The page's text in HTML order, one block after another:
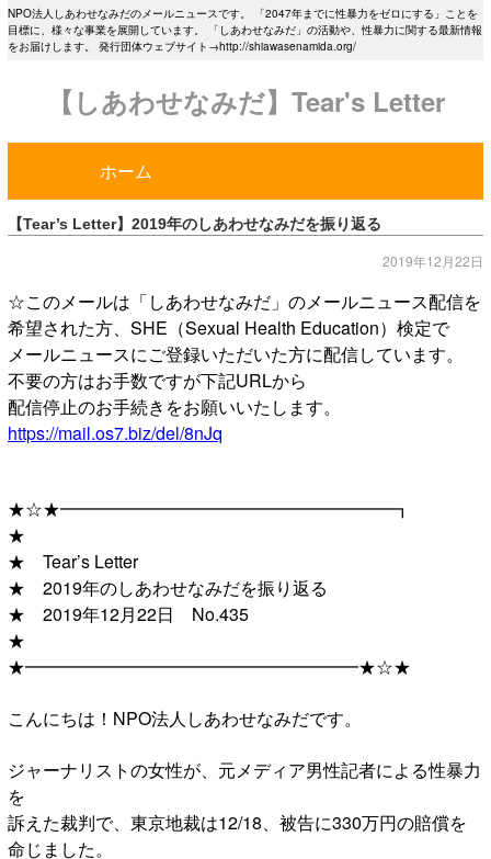
NPO法人しあわせなみだのメールニュースです。 「2047年までに性暴力をゼロにする」ことを
目標に、様々な事業を展開しています。 「しあわせなみだ」の活動や、性暴力に関する最新情報
をお届けします。 発行団体ウェブサイト→http://shiawasenamida.org/
【しあわせなみだ】Tear's Letter
ホーム
【Tear’s Letter】2019年のしあわせなみだを振り返る
2019年12月22日
☆このメールは「しあわせなみだ」のメールニュース配信を
希望された方、SHE（Sexual Health Education）検定で
メールニュースにご登録いただいた方に配信しています。
不要の方はお手数ですが下記URLから
配信停止のお手続きをお願いいたします。
https://mail.os7.biz/del/8nJq
★☆★━━━━━━━━━━━━━━━━━━━┓
★
★ Tear’s Letter
★ 2019年のしあわせなみだを振り返る
★ 2019年12月22日 No.435
★
★━━━━━━━━━━━━━━━━━━━★☆★
こんにちは！NPO法人しあわせなみだです。
ジャーナリストの女性が、元メディア男性記者による性暴力
を
訴えた裁判で、東京地裁は12/18、被告に330万円の賠償を
命じました。